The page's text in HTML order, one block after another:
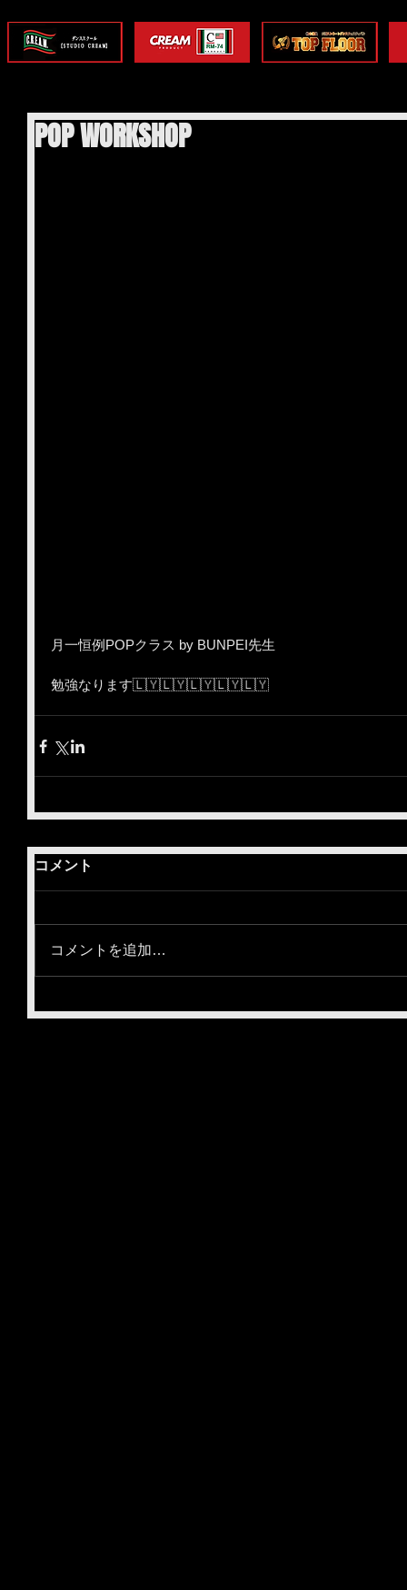
POP WORKSHOP
月一恒例POPクラス by BUNPEI先生
勉強なります🇱🇾🇱🇾🇱🇾🇱🇾🇱🇾
コメント
コメントを追加…